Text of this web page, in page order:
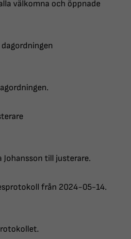
välkomna och öppnade
till justerare.
från 2024-05-14.